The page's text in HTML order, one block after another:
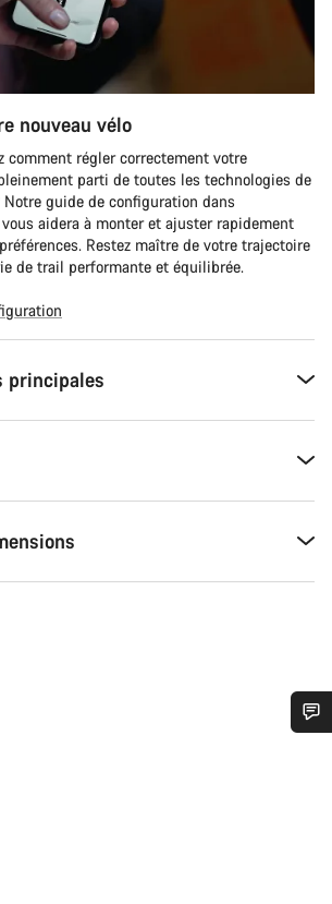
nouveau vélo
comment régler correctement votre
parti de toutes les technologies de
guide de configuration dans
aidera à monter et ajuster rapidement
Restez maître de votre trajectoire
de trail performante et équilibrée.
principales